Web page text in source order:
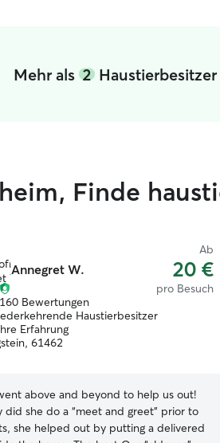
Mehr als 2
Finde
Annegret W.
Ab
20 €
pro Besuch
160 Bewertungen
Haustierbesitzer
Erfahrung
61462
above and beyond to help us out!
did she do a “meet and greet” prior to
she helped out by putting a delivered